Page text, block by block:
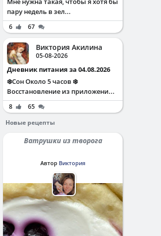
пару недель в зел...
6 67
Виктория Акилина
05-08-2026
Дневник питания за 04.08.2026
❄️Сон Около 5 часов ❄️
Восстановление из приложени...
8
65
Новые рецепты
Ватрушки из творога
Автор Виктория